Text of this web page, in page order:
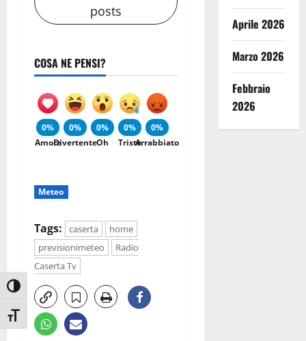
Attiva/disattiva alto contrasto
Attiva/disattiva dimensione testo
posts
COSA NE PENSI?
0%
Amore
0%
Divertente
0%
Oh
0%
Triste
0%
Arrabbiato
Meteo
Tags: caserta
home
previsionimeteo
Radio
Caserta Tv
Aprile 2026
Marzo 2026
Febbraio
2026